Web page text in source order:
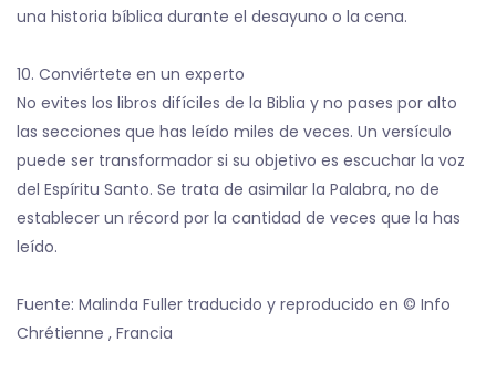
una historia bíblica durante el desayuno o la cena.
10. Conviértete en un experto
No evites los libros difíciles de la Biblia y no pases por alto
las secciones que has leído miles de veces. Un versículo
puede ser transformador si su objetivo es escuchar la voz
del Espíritu Santo. Se trata de asimilar la Palabra, no de
establecer un récord por la cantidad de veces que la has
leído.
Fuente: Malinda Fuller traducido y reproducido en © Info
Chrétienne , Francia